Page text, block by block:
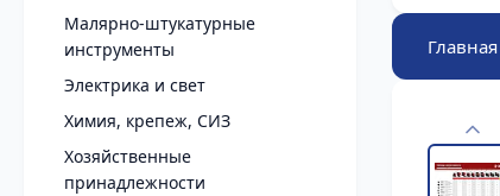
Малярно-штукатурные
инструменты
Электрика и свет
Химия, крепеж, СИЗ
Хозяйственные
принадлежности
Главная